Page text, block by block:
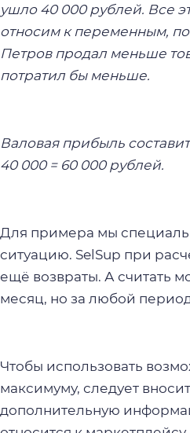
ушло 40 000 рублей. Все
относим к переменным,
Петров продал меньше
потратил бы меньше.
Валовая прибыль составит
40 000 = 60 000 рублей.
Для примера мы
ситуацию. SelSup при
ещё возвраты. А считать
месяц, но за любой
Чтобы использовать
максимуму, следует
дополнительную